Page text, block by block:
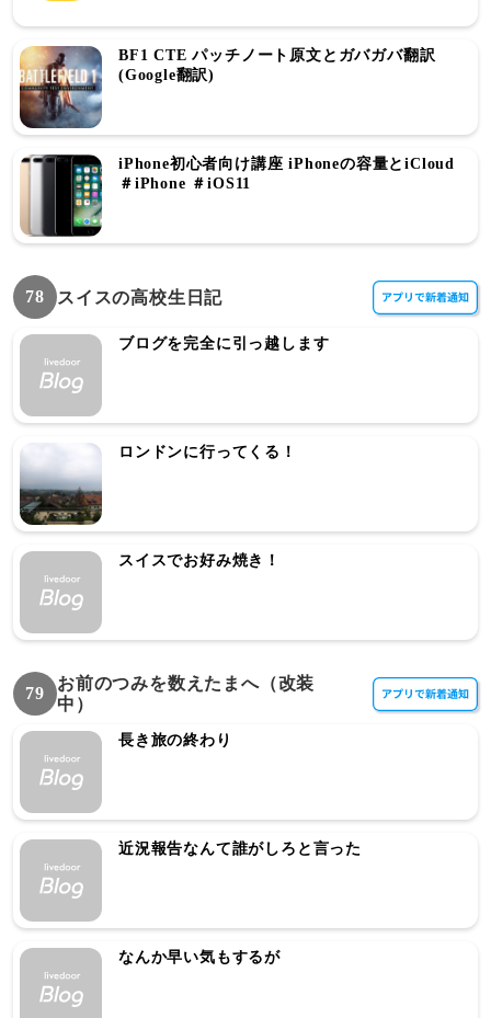
BF1 CTE パッチノート原文とガバガバ翻訳
(Google翻訳)
iPhone初心者向け講座 iPhoneの容量とiCloud
＃iPhone ＃iOS11
78 スイスの高校生日記
ブログを完全に引っ越します
ロンドンに行ってくる！
スイスでお好み焼き！
79
お前のつみを数えたまへ（改装
中）
長き旅の終わり
近況報告なんて誰がしろと言った
なんか早い気もするが